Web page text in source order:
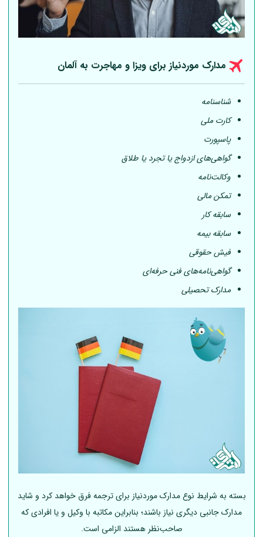
مدارک موردنیاز برای ویزا و مهاجرت بهآلمان
شناسنامه
کارت ملی
پاسپورت
گواهی‌های ازدواج یا تجرد یا طلاق
وکالت‌نامه
تمکن مالی
سابقه کار
سابقه بیمه
فیش حقوقی
گواهی‌نامه‌های فنی حرفه‌ای
مدارک تحصیلی
بسته به شرایط نوع مدارک موردنیاز برای ترجمه فرق خواهد کرد و شاید
مدارک جانبی دیگری نیاز باشند؛ بنابراین مکاتبه با وکیل و یا افرادی که
صاحب‌نظر هستند الزامی است.